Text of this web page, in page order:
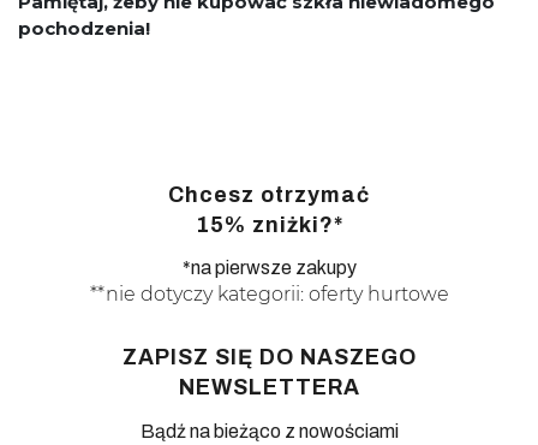
pochodzenia!
Chcesz otrzymać
15% zniżki?*
*na pierwsze zakupy
**nie dotyczy kategorii: oferty hurtowe
ZAPISZ SIĘ DO NASZEGO
NEWSLETTERA
Bądź na bieżąco z nowościami